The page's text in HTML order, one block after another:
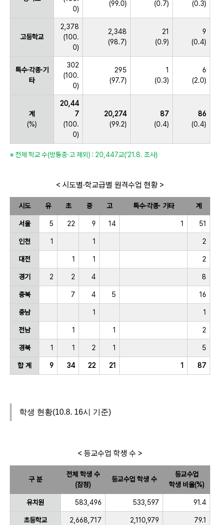
0)
(99.0) (0.7) (0.3)
고등학교
2,378
(100.
0)
2,348
(98.7)
21
(0.9)
9
(0.4)
특수·각종·기
타
302
(100.
0)
295
(97.7)
1
(0.3)
6
(2.0)
계
(%)
20,44
7
(100.
0)
20,274
(99.2)
87
(0.4)
86
(0.4)
※ 전체 학교 수(방통중·고 제외) : 20,447교(’21.8. 조사)
< 시도별·학교급별 원격수업 현황 >
시도 유 초 중 고 특수·각종· 기타 계
서울 5 22 9 14 1 51
인천 1 1 2
대전 1 1 2
경기 2 2 4 8
충북 7 4 5 16
충남 1 1
전남 1 1 2
경북 1 1 2 1 5
합 계 9 34 22 21 1 87
학생 현황(10.8. 16시 기준)
< 등교수업 학생 수 >
구 분
전체 학생 수
(잠정)
등교수업 학생 수
등교수업
학생 비율(%)
유치원 583,496 533,597 91.4
초등학교 2,668,717 2,110,979 79.1